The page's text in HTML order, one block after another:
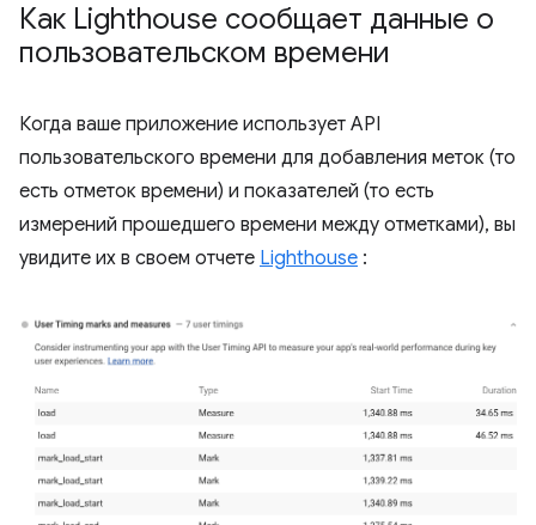
Как Lighthouse сообщает данные о
пользовательском времени
Когда ваше приложение использует API
пользовательского времени для добавления меток (то
есть отметок времени) и показателей (то есть
измерений прошедшего времени между отметками), вы
увидите их в своем отчете Lighthouse :